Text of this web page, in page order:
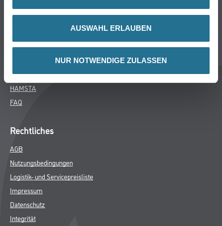
AUSWAHL ERLAUBEN
NUR NOTWENDIGE ZULASSEN
Unternehmen
Services
M-Plus
HAMSTA
FAQ
Rechtliches
AGB
Nutzungsbedingungen
Logistik- und Servicepreisliste
Impressum
Datenschutz
Integrität